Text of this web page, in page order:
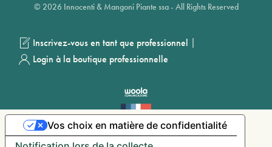
© 2026 Innocenti & Mangoni Piante ssa - All Rights Reserved
Inscrivez-vous en tant que professionnel |
Login à la boutique professionnelle
Vos choix en matière de confidentialité